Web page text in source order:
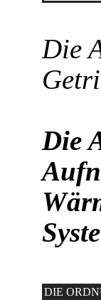
Die
Die
DIE